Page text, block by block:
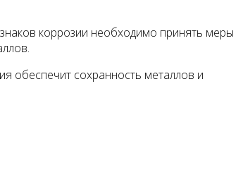
коррозии необходимо принять меры
обеспечит сохранность металлов и